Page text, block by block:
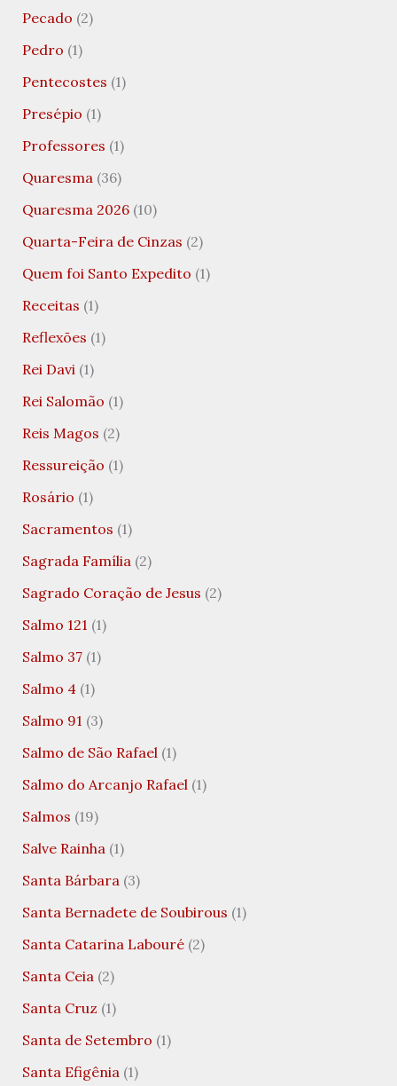
Pecado (2)
Pedro (1)
Pentecostes (1)
Presépio (1)
Professores (1)
Quaresma(36)
Quaresma 2026(10)
Quarta-Feira de Cinzas (2)
Quem foi Santo Expedito (1)
Receitas (1)
Reflexões (1)
Rei Davi(1)
Rei Salomão (1)
Reis Magos (2)
Ressureição (1)
Rosário (1)
Sacramentos (1)
Sagrada Família(2)
Sagrado Coração de Jesus (2)
Salmo 121 (1)
Salmo 37(1)
Salmo 4(1)
Salmo 91 (3)
Salmo de São Rafael(1)
Salmo do Arcanjo Rafael(1)
Salmos (19)
Salve Rainha(1)
Santa Bárbara(3)
Santa Bernadete de Soubirous (1)
Santa Catarina Labouré(2)
Santa Ceia(2)
Santa Cruz (1)
Santa de Setembro (1)
Santa Efigênia(1)